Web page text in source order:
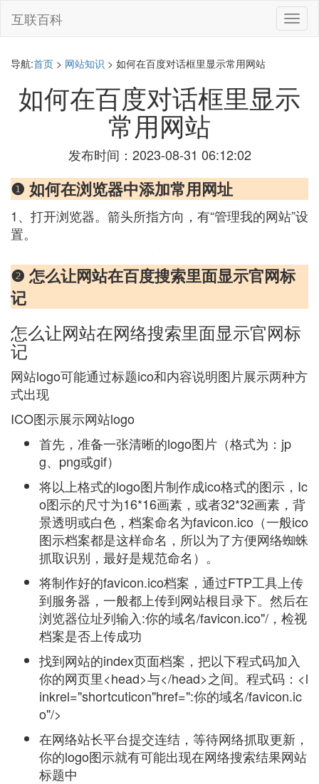
切
换
互联百科
导航:首页 > 网站知识 > 如何在百度对话框里显示常用网站
如何在百度对话框里显示
常用网站
发布时间：2023-08-31 06:12:02
❶ 如何在浏览器中添加常用网址
1、打开浏览器。箭头所指方向，有“管理我的网站”设
置。
❷ 怎么让网站在百度搜索里面显示官网标
记
怎么让网站在网络搜索里面显示官网标
记
网站logo可能通过标题ico和内容说明图片展示两种方
式出现
ICO图示展示网站logo
首先，准备一张清晰的logo图片（格式为：jp
g、png或gif）
将以上格式的logo图片制作成ico格式的图示，Ic
o图示的尺寸为16*16画素，或者32*32画素，背
景透明或白色，档案命名为favicon.ico（一般ico
图示档案都是这样命名，所以为了方便网络蜘蛛
抓取识别，最好是规范命名）。
将制作好的favicon.ico档案，通过FTP工具上传
到服务器，一般都上传到网站根目录下。然后在
浏览器位址列输入:你的域名/favicon.ico"/，检视
档案是否上传成功
找到网站的index页面档案，把以下程式码加入
你的网页里<head>与</head>之间。程式码：<l
inkrel="shortcuticon"href=":你的域名/favicon.ic
o"/>
在网络站长平台提交连结，等待网络抓取更新，
你的logo图示就有可能出现在网络搜索结果网站
标题中